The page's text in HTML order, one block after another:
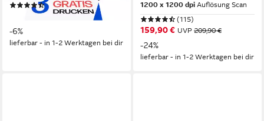
(37)
169,00 € 179,90 €
-6%
lieferbar - in 1-2 Werktagen bei dir
1200 x 1200 dpi Auflösung Scan
(115)
159,90 € UVP 209,90 €
-24%
lieferbar - in 1-2 Werktagen bei dir